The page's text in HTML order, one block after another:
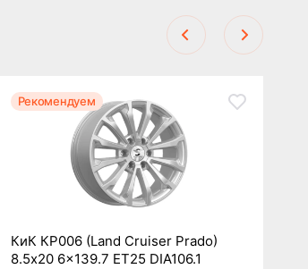
Рекомендуем
КиК КР006 (Land Cruiser Prado)
8.5x20 6x139.7 ET25 DIA106.1